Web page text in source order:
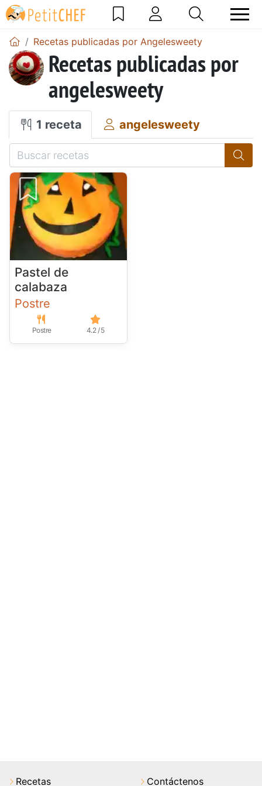
Recetas publicadas por Angelesweety
Recetas publicadas por
angelesweety
1 receta angelesweety
Pastel de
calabaza
Postre
Postre 4.2 / 5
Recetas Contáctenos